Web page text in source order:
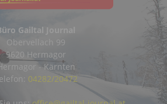
Gailtal Journal
Obervellach 99
9620 Hermagor
- Kärnten
04282/20472